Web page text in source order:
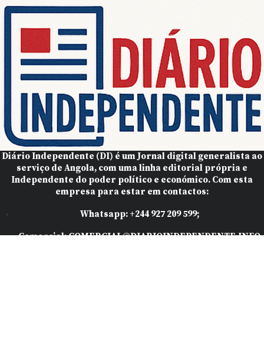
Diário Independente (DI) é um Jornal digital generalista ao
serviço de Angola, com uma linha editorial própria e
Independente do poder político e económico. Com esta
empresa para estar em contactos:
Whatsapp:+244 927 209 599;
Comercial:COMERCIAL@DIARIOINDEPENDENTE.INFO